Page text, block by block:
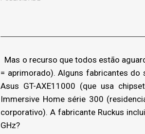
Mas o recurso que todos estão
= aprimorado). Alguns fabricantes
Asus GT-AXE11000 (que usa
Immersive Home série 300
corporativo). A fabricante Ruckus
GHz?